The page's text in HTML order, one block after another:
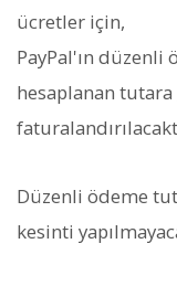
ücretler için,
PayPal'ın düzenli
hesaplanan
Düzenli ödeme
kesinti